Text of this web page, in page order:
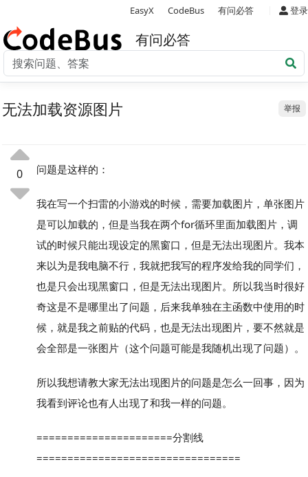
EasyX CodeBus 有问必答 登录
有问必答
举报
无法加载资源图片
0 问题是这样的：
我在写一个扫雷的小游戏的时候，需要加载图片，单张图片
是可以加载的，但是当我在两个for循环里面加载图片，调
试的时候只能出现设定的黑窗口，但是无法出现图片。我本
来以为是我电脑不行，我就把我写的程序发给我的同学们，
也是只会出现黑窗口，但是无法出现图片。所以我当时很好
奇这是不是哪里出了问题，后来我单独在主函数中使用的时
候，就是我之前贴的代码，也是无法出现图片，要不然就是
会全部是一张图片（这个问题可能是我随机出现了问题）。
所以我想请教大家无法出现图片的问题是怎么一回事，因为
我看到评论也有人出现了和我一样的问题。
======================分割线
=================================